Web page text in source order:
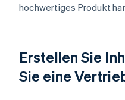
hochwertiges Produkt
Erstellen Sie
Sie eine